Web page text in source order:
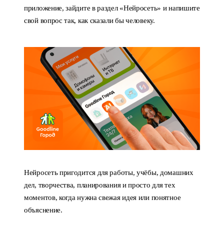
приложение, зайдите в раздел «Нейросеть» и напишите
свой вопрос так, как сказали бы человеку.
Нейросеть пригодится для работы, учёбы, домашних
дел, творчества, планирования и просто для тех
моментов, когда нужна свежая идея или понятное
объяснение.